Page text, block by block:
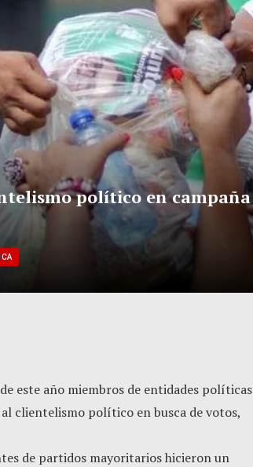
político en campaña
este año miembros de entidades políticas
clientelismo político en busca de votos,
de partidos mayoritarios hicieron un